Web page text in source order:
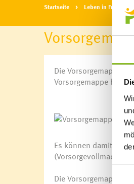
Blackout
Aktion Heugabel
e5
Energieberatung
Startseite Leben in Frastanz
Die Vorsorgemappe
Vorsorgemappe hilft,
Es können damit
(Vorsorgevollmacht,
Die Vorsorgemappe